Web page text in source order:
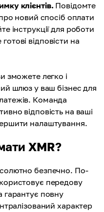
клієнтів. Повідомте
про новий спосіб оплати
інструкції для роботи
відповісти на
зможете легко і
шлюз у ваш бізнес для
Команда
відповість на ваші
налаштування.
XMR?
безпечно. По-
передову
гарантує повну
характер